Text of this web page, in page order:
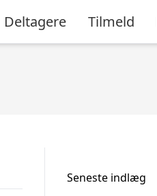
Deltagere Tilmeld
Seneste indlæg